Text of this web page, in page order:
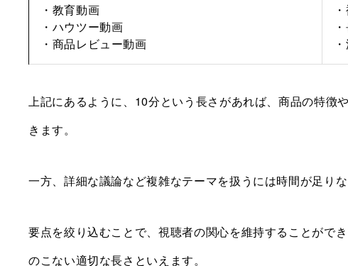
・教育動画
・ハウツー動画
・商品レビュー動画
上記にあるように、10分という長さがあれば、商品の特徴
きます。
一方、詳細な議論など複雑なテーマを扱うには時間が足りな
要点を絞り込むことで、視聴者の関心を維持することがで
のこない適切な長さといえます。